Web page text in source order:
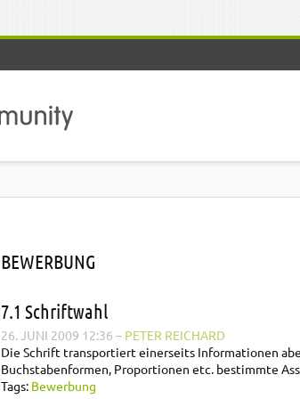
BEWERBUNG
7.1 Schriftwahl
26. JUNI 2009 12:36 – PETER REICHARD
Die Schrift transportiert einerseits Informationen
Buchstabenformen, Proportionen etc. bestimmte
Tags: Bewerbung